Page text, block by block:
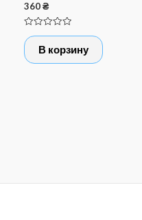
360₴
Оценка
0
5
В корзину